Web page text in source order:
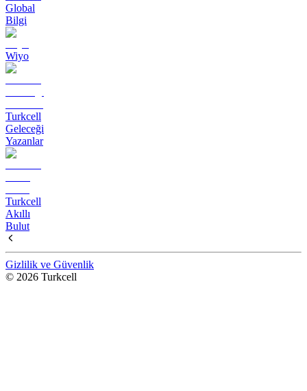
Global
Bilgi
Wiyo
Turkcell
Geleceği
Yazanlar
Turkcell
Akıllı
Bulut
Gizlilik ve Güvenlik
© 2026 Turkcell